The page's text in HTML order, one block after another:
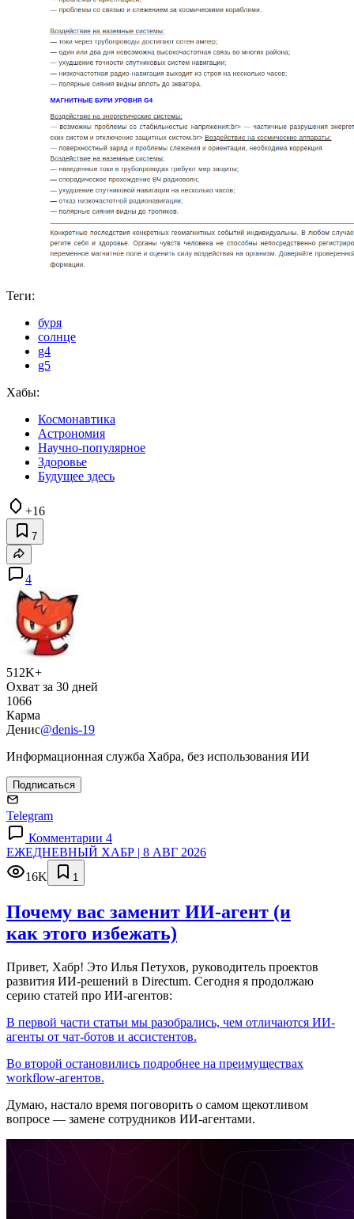
Теги:
буря
солнце
g4
g5
Хабы:
Космонавтика
Астрономия
Научно-популярное
Здоровье
Будущее здесь
+16
7
4
512K+
Охват за 30 дней
1066
Карма
Денис@denis-19
Информационная служба Хабра, без использования ИИ
Подписаться
Telegram
Комментарии 4
ЕЖЕДНЕВНЫЙ ХАБР | 8 АВГ 2026
16K
1
Почему вас заменит ИИ‑агент (и
как этого избежать)
Привет, Хабр! Это Илья Петухов, руководитель проектов
развития ИИ-решений в Directum. Сегодня я продолжаю
серию статей про ИИ-агентов:
В первой части статьи мы разобрались, чем отличаются ИИ-
агенты от чат-ботов и ассистентов.
Во второй остановились подробнее на преимуществах
workflow-агентов.
Думаю, настало время поговорить о самом щекотливом
вопросе — замене сотрудников ИИ-агентами.